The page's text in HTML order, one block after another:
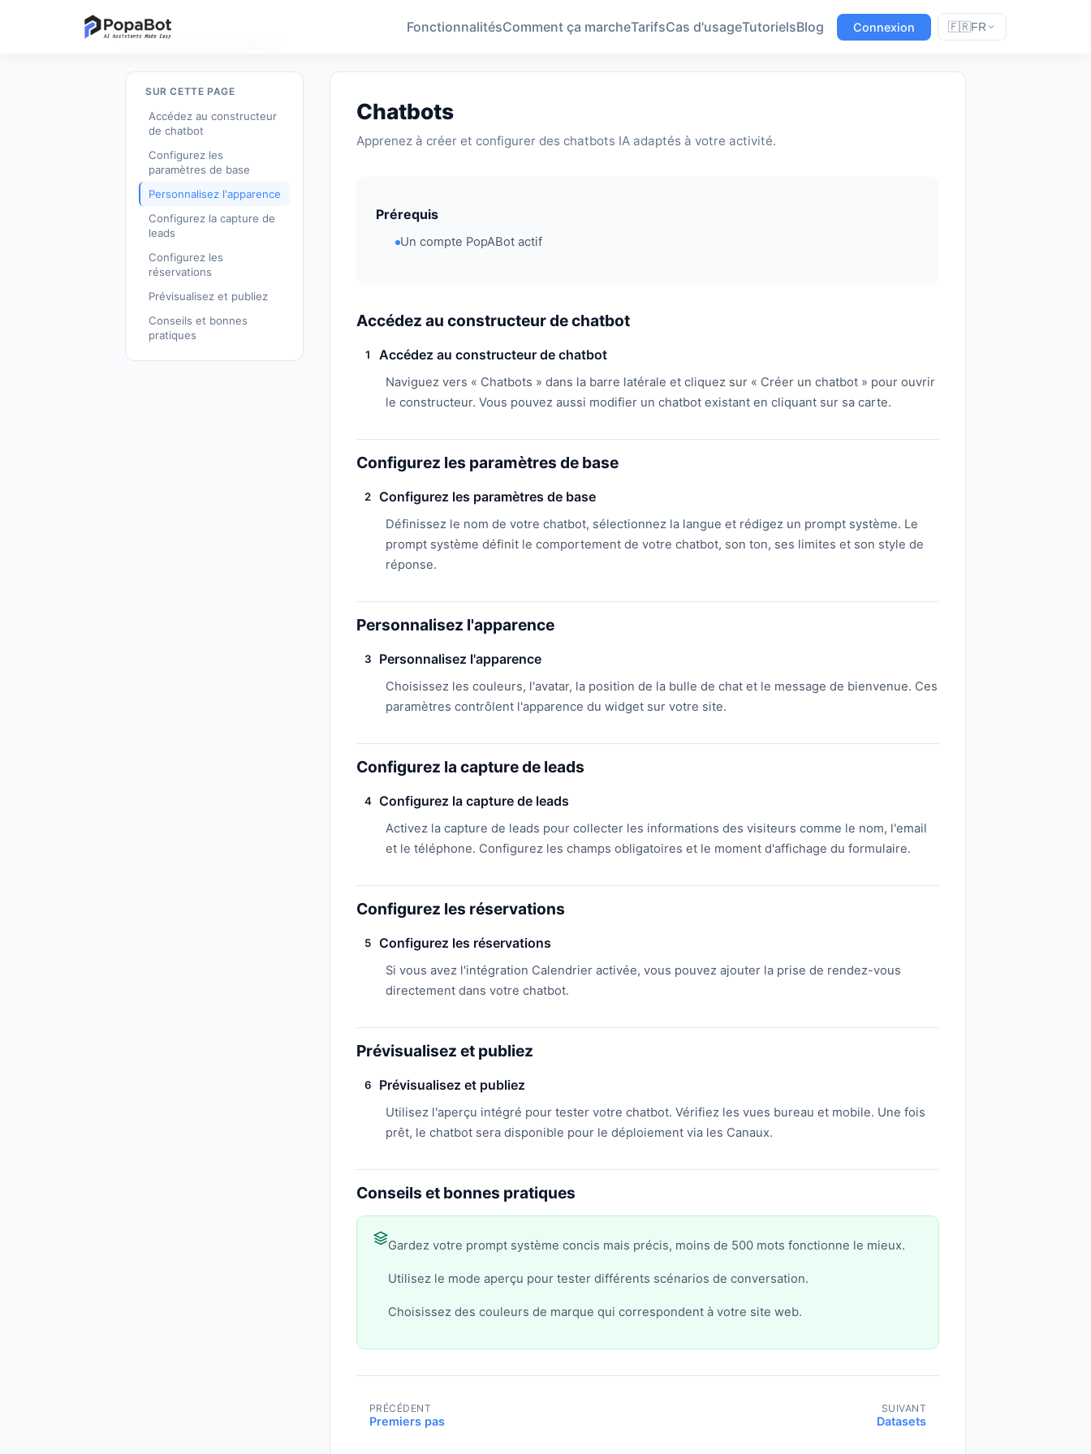
FonctionnalitésComment ça marcheTarifsCas d'usageTutorielsBlog Connexion 🇫🇷FR
SUR CETTE PAGE
Accédez au constructeur
de chatbot
Configurez les
paramètres de base
Personnalisez l'apparence
Configurez la capture de
leads
Configurez les
réservations
Prévisualisez et publiez
Conseils et bonnes
pratiques
Chatbots
Apprenez à créer et configurer des chatbots IA adaptés à votre activité.
Prérequis
Un compte PopABot actif
Accédez au constructeur de chatbot
1 Accédez au constructeur de chatbot
Naviguez vers « Chatbots » dans la barre latérale et cliquez sur « Créer un chatbot » pour ouvrir
le constructeur. Vous pouvez aussi modifier un chatbot existant en cliquant sur sa carte.
Configurez les paramètres de base
2 Configurez les paramètres de base
Définissez le nom de votre chatbot, sélectionnez la langue et rédigez un prompt système. Le
prompt système définit le comportement de votre chatbot, son ton, ses limites et son style de
réponse.
Personnalisez l'apparence
3 Personnalisez l'apparence
Choisissez les couleurs, l'avatar, la position de la bulle de chat et le message de bienvenue. Ces
paramètres contrôlent l'apparence du widget sur votre site.
Configurez la capture de leads
4 Configurez la capture de leads
Activez la capture de leads pour collecter les informations des visiteurs comme le nom, l'email
et le téléphone. Configurez les champs obligatoires et le moment d'affichage du formulaire.
Configurez les réservations
5 Configurez les réservations
Si vous avez l'intégration Calendrier activée, vous pouvez ajouter la prise de rendez-vous
directement dans votre chatbot.
Prévisualisez et publiez
6 Prévisualisez et publiez
Utilisez l'aperçu intégré pour tester votre chatbot. Vérifiez les vues bureau et mobile. Une fois
prêt, le chatbot sera disponible pour le déploiement via les Canaux.
Conseils et bonnes pratiques
Gardez votre prompt système concis mais précis, moins de 500 mots fonctionne le mieux.
Utilisez le mode aperçu pour tester différents scénarios de conversation.
Choisissez des couleurs de marque qui correspondent à votre site web.
PRÉCÉDENT
Premiers pas
SUIVANT
Datasets